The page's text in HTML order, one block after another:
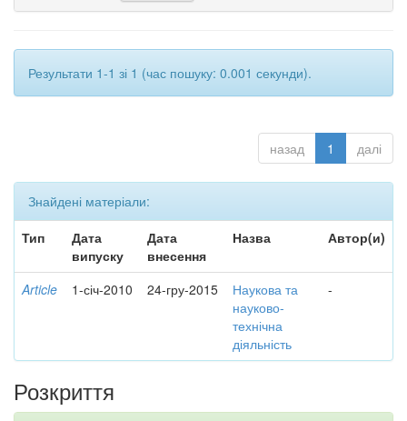
Результати 1-1 зі 1 (час пошуку: 0.001 секунди).
назад 1 далі
Знайдені матеріали:
Тип
Дата
випуску
Дата
внесення
Назва Автор(и)
Article 1-січ-2010 24-гру-2015
Наукова та
науково-
технічна
діяльність
-
Розкриття